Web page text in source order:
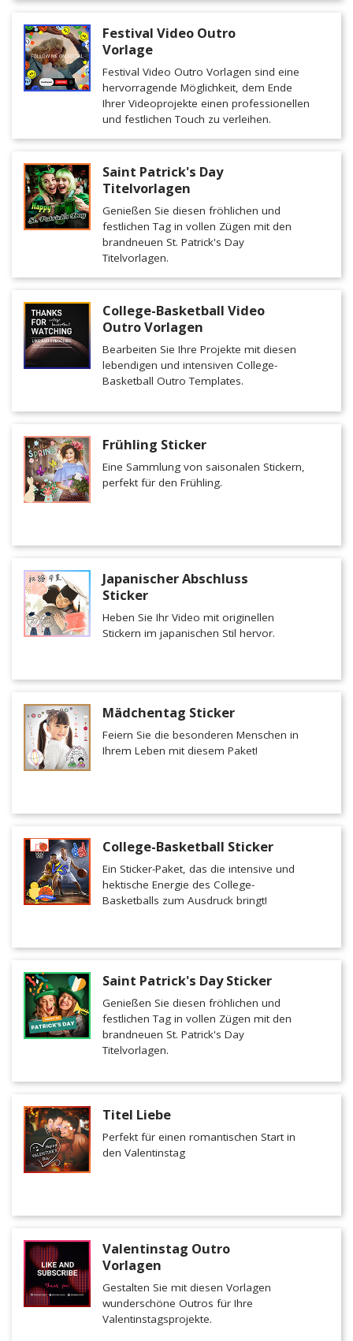
Festival Video Outro
Vorlage
Festival Video Outro Vorlagen sind eine
hervorragende Möglichkeit, dem Ende
Ihrer Videoprojekte einen professionellen
und festlichen Touch zu verleihen.
Saint Patrick's Day
Titelvorlagen
Genießen Sie diesen fröhlichen und
festlichen Tag in vollen Zügen mit den
brandneuen St. Patrick's Day
Titelvorlagen.
College-Basketball Video
Outro Vorlagen
Bearbeiten Sie Ihre Projekte mit diesen
lebendigen und intensiven College-
Basketball Outro Templates.
Frühling Sticker
Eine Sammlung von saisonalen Stickern,
perfekt für den Frühling.
Japanischer Abschluss
Sticker
Heben Sie Ihr Video mit originellen
Stickern im japanischen Stil hervor.
Mädchentag Sticker
Feiern Sie die besonderen Menschen in
Ihrem Leben mit diesem Paket!
College-Basketball Sticker
Ein Sticker-Paket, das die intensive und
hektische Energie des College-
Basketballs zum Ausdruck bringt!
Saint Patrick's Day Sticker
Genießen Sie diesen fröhlichen und
festlichen Tag in vollen Zügen mit den
brandneuen St. Patrick's Day
Titelvorlagen.
Titel Liebe
Perfekt für einen romantischen Start in
den Valentinstag
Valentinstag Outro
Vorlagen
Gestalten Sie mit diesen Vorlagen
wunderschöne Outros für Ihre
Valentinstagsprojekte.